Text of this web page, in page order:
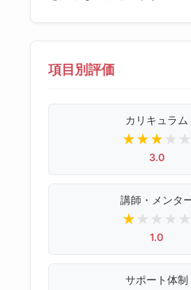
項目別評価
カリキュラム
★★★ ★ ★
3.0
講師・メンタ
★ ★ ★ ★ ★
1.0
サポート体制